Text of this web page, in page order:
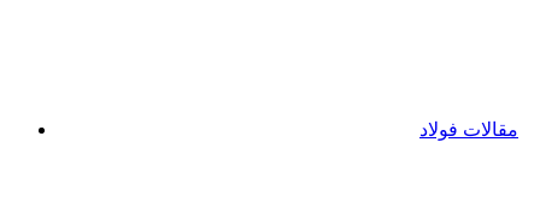
مقالات فولاد